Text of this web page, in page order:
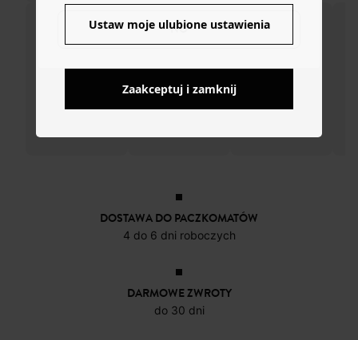
NO
DOSTAWA DO PACZKOMATÓW
4 do 6 dni roboczych
DARMOWE ZWROTY
do 30 dni
Ustaw moje ulubione ustawienia
Zaakceptuj i zamknij